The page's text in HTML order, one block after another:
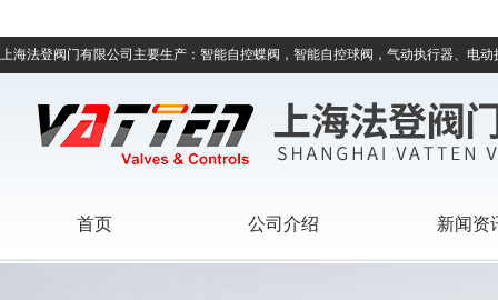
上海法登阀门有限公司主要生产：智能自控蝶阀，智能自控球阀，气动执行器、电
首页 公司介绍 新闻资